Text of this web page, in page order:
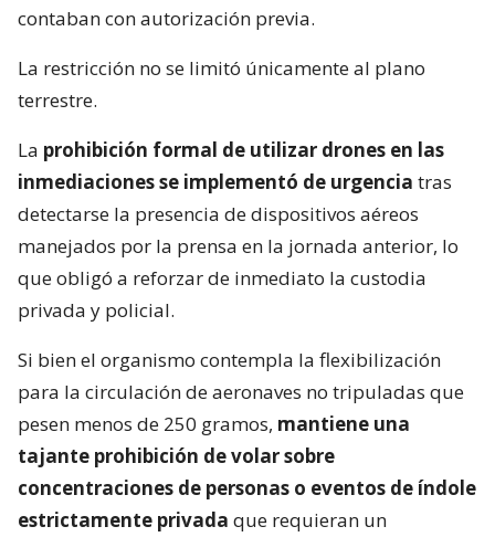
contaban con autorización previa.
La restricción no se limitó únicamente al plano
terrestre.
La prohibición formal de utilizar drones en las
inmediaciones se implementó de urgencia tras
detectarse la presencia de dispositivos aéreos
manejados por la prensa en la jornada anterior, lo
que obligó a reforzar de inmediato la custodia
privada y policial.
Si bien el organismo contempla la flexibilización
para la circulación de aeronaves no tripuladas que
pesen menos de 250 gramos, mantiene una
tajante prohibición de volar sobre
concentraciones de personas o eventos de índole
estrictamente privada que requieran un